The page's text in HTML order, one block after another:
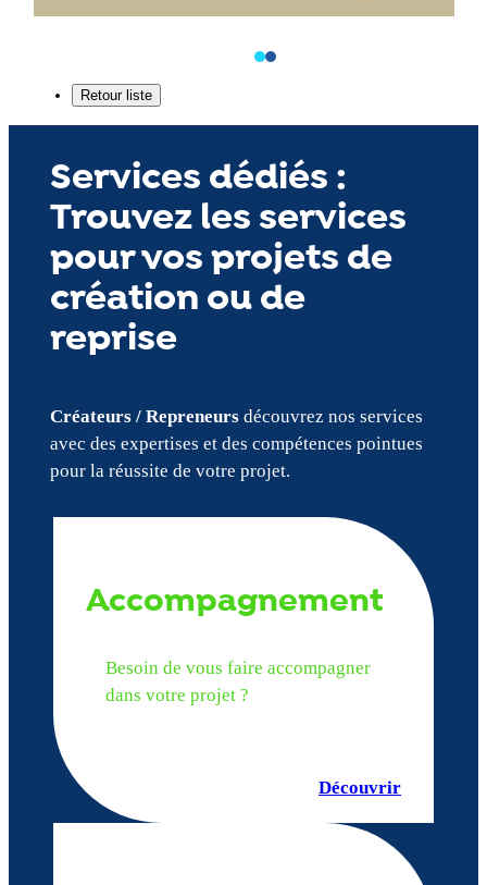
Services dédiés :
Trouvez les services
pour vos projets de
création ou de
reprise
Créateurs / Repreneursdécouvrez nos services
avec des expertises et des compétences pointues
pour la réussite de votre projet.
Accompagnement
Besoin de vous faire accompagner
dans votre projet ?
Découvrir